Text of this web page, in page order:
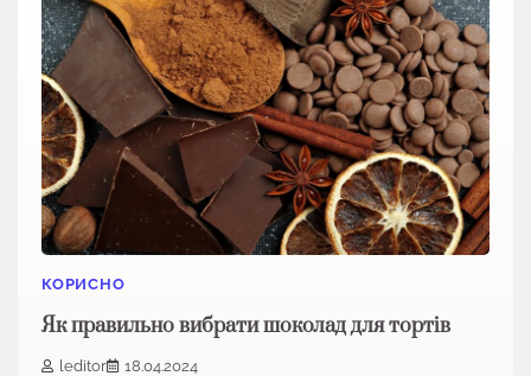
КОРИСНО
Як правильно вибрати шоколад для тортів
leditor
18.04.2024